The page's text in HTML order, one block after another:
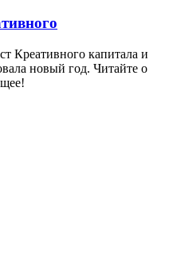
Креативного капитала и
новый год. Читайте о